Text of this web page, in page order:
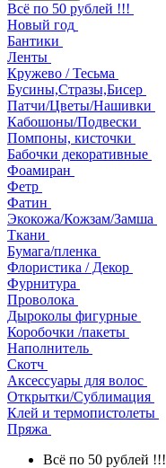
Всё по 50 рублей !!!
Новый год
Бантики
Ленты
Кружево / Тесьма
Бусины,Стразы,Бисер
Патчи/Цветы/Нашивки
Кабошоны/Подвески
Помпоны, кисточки
Бабочки декоративные
Фоамиран
Фетр
Фатин
Экокожа/Кожзам/Замша
Ткани
Бумага/пленка
Флористика / Декор
Фурнитура
Проволока
Дыроколы фигурные
Коробочки /пакеты
Наполнитель
Скотч
Аксессуары для волос
Открытки/Сублимация
Клей и термопистолеты
Пряжа
Всё по 50 рублей !!!